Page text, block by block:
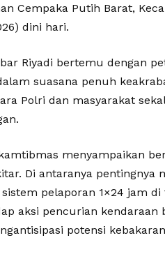
Cempaka Putih Barat,
dini hari.
Riyadi bertemu dengan
suasana penuh
Polri dan masyarakat
menyampaikan
Di antaranya pentingnya
pelaporan 1×24 jam di
aksi pencurian
potensi